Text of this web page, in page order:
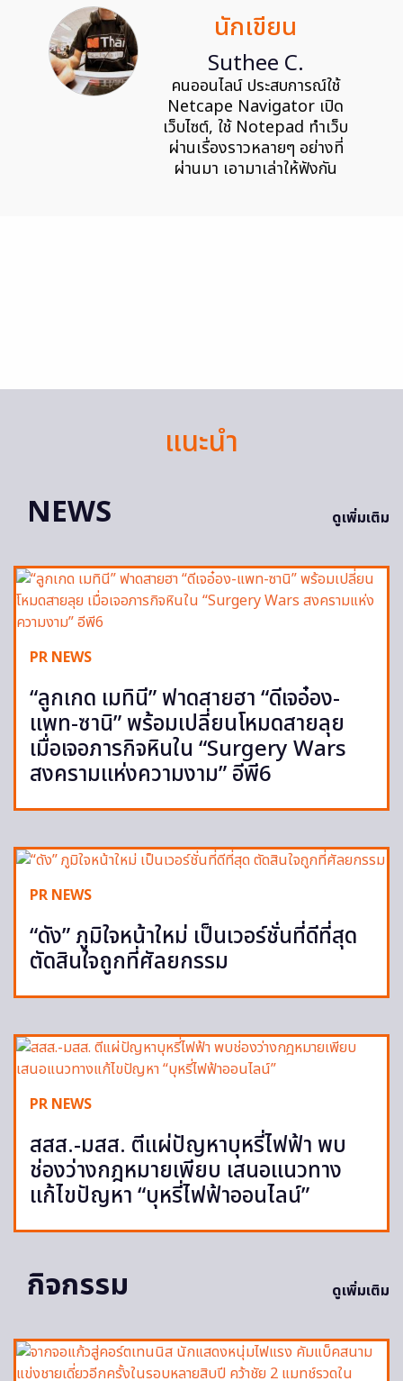
นักเขียน
Suthee C.
คนออนไลน์ ประสบการณ์ใช้
Netcape Navigator เปิด
เว็บไซต์, ใช้ Notepad ทำเว็บ
ผ่านเรื่องราวหลายๆ อย่างที่
ผ่านมา เอามาเล่าให้ฟังกัน
แนะนำ
NEWS
ดูเพิ่มเติม
PR NEWS
“ลูกเกด เมทินี” ฟาดสายฮา “ดีเจอ๋อง-
แพท-ซานิ” พร้อมเปลี่ยนโหมดสายลุย
เมื่อเจอภารกิจหินใน “Surgery Wars
สงครามแห่งความงาม” อีพี6
PR NEWS
“ดัง” ภูมิใจหน้าใหม่ เป็นเวอร์ชั่นที่ดีที่สุด
ตัดสินใจถูกที่ศัลยกรรม
PR NEWS
สสส.-มสส. ตีแผ่ปัญหาบุหรี่ไฟฟ้า พบ
ช่องว่างกฎหมายเพียบ เสนอแนวทาง
แก้ไขปัญหา “บุหรี่ไฟฟ้าออนไลน์”
กิจกรรม ดูเพิ่มเติม